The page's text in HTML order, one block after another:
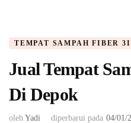
TEMPAT SAMPAH FIBER
Jual Tempat
Di Depok
oleh Yadi diperbarui pada 04/01/